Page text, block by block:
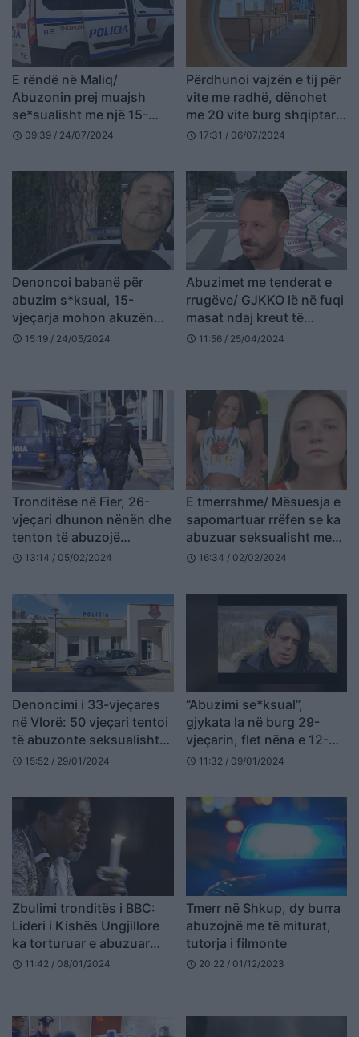
E rëndë në Maliq/
Abuzonin prej muajsh
se*sualisht me një 15-
vjeçare, vihen në pranga
schedule 09:39 / 24/07/2024
Përdhunoi vajzën e tij për
vite me radhë, dënohet
me 20 vite burg shqiptari
në Francë
schedule 17:31 / 06/07/2024
Denoncoi babanë për
abuzim s*ksual, 15-
vjeçarja mohon akuzën…
schedule 15:19 / 24/05/2024
Abuzimet me tenderat e
rrugëve/ GJKKO lë në fuqi
masat ndaj kreut të
ARRSH-së, Berberi dhe dy
schedule 11:56 / 25/04/2024
Tronditëse në Fier, 26-
vjeçari dhunon nënën dhe
tenton të abuzojë
s*eksualisht me motrën
schedule 13:14 / 05/02/2024
E tmerrshme/ Mësuesja e
sapomartuar rrëfen se ka
abuzuar seksualisht me
13 dhe 14-vjeçare
schedule 16:34 / 02/02/2024
Denoncimi i 33-vjeçares
në Vlorë: 50 vjeçari tentoi
të abuzonte seksualisht
me mua
schedule 15:52 / 29/01/2024
“Abuzimi se*ksual”,
gjykata la në burg 29-
vjeçarin, flet nëna e 12-
vjeҫares: Vajza flinte në
Tirollarin
schedule 11:32 / 09/01/2024
Zbulimi tronditës i BBC:
Lideri i Kishës Ungjillore
ka torturuar e abuzuar
s*ksualisht me dhjetëra
schedule 11:42 / 08/01/2024
Tmerr në Shkup, dy burra
abuzojnë me të miturat,
tutorja i filmonte
schedule 20:22 / 01/12/2023